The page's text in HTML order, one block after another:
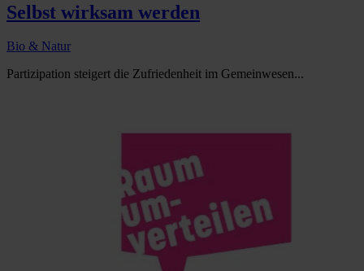
Selbst wirksam werden
Bio & Natur
Partizipation steigert die Zufriedenheit im Gemeinwesen...